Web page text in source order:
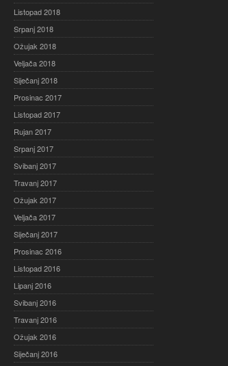
Listopad 2018
Srpanj 2018
Ožujak 2018
Veljača 2018
Siječanj 2018
Prosinac 2017
Listopad 2017
Rujan 2017
Srpanj 2017
Svibanj 2017
Travanj 2017
Ožujak 2017
Veljača 2017
Siječanj 2017
Prosinac 2016
Listopad 2016
Lipanj 2016
Svibanj 2016
Travanj 2016
Ožujak 2016
Siječanj 2016